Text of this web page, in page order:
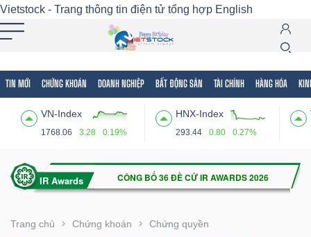
Vietstock - Trang thông tin điện tử tổng hợp English
TIN MỚI CHỨNG KHOÁN DOANH NGHIỆP BẤT ĐỘNG SẢN TÀI CHÍNH HÀNG HÓA
VN-Index
1768.06 3.28 0.19%
HNX-Index
293.44 0.80 0.27%
Trang chủ Chứng khoán Chứng quyền
Tất cả Tính năng Ngành Mã chứng khoán
Tính
(-)
VIETSTOCK